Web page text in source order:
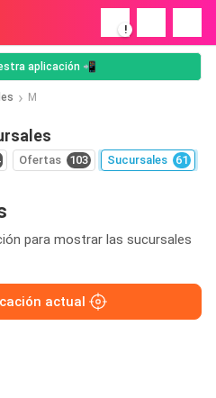
!
aplicación 📲
M
Ofertas 103 Sucursales 61
para mostrar las sucursales
actual